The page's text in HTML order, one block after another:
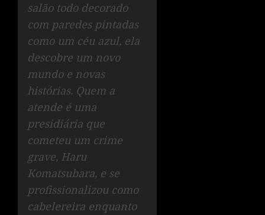
salão todo decorado
com paredes pintadas
como um céu azul, ela
descobre um novo
mundo e novas
histórias. Quem a
atende é uma
presidiária que
cometeu um crime
grave, Haru
Komatsubara, e se
profissionalizou como
cabelereira enquanto